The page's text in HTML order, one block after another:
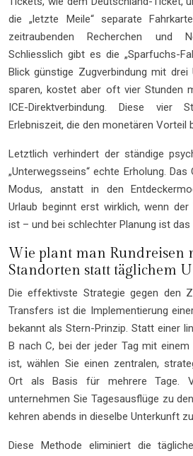
die „letzte Meile“ separate
zeitraubenden Recherchen und
Schliesslich gibt es die „Sparfuchs-
Blick günstige Zugverbindung mit
sparen, kostet aber oft vier Stunden
ICE-Direktverbindung. Diese vier
Erlebniszeit, die den monetären Vorteil
Letztlich verhindert der ständige
„Unterwegsseins“ echte Erholung.
Modus, anstatt in den
Urlaub beginnt erst wirklich, wenn
ist – und bei schlechter Planung ist
Wie plant man Rundreisen
Standorten statt täglichem
Die effektivste Strategie gegen den
Transfers ist die Implementierung
bekannt als Stern-Prinzip. Statt einer
B nach C, bei der jeder Tag mit einem
ist, wählen Sie einen zentralen,
Ort als Basis für mehrere Tage.
unternehmen Sie Tagesausflüge zu
kehren abends in dieselbe Unterkunft
Diese Methode eliminiert die